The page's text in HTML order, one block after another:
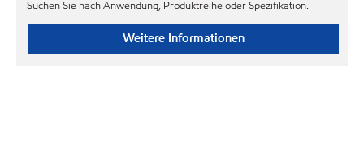
Suchen Sie nach Anwendung, Produktreihe oder Spezifikation.
Weitere Informationen